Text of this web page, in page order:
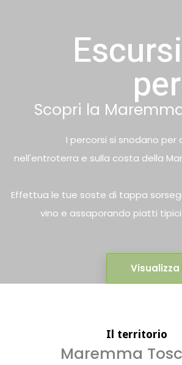
Scopri la
I percorsi si snodano per
nell'entroterra e sulla costa della
Effettua le tue soste di tappa
vino e assaporando piatti
Visualizza
Il territorio
Maremma